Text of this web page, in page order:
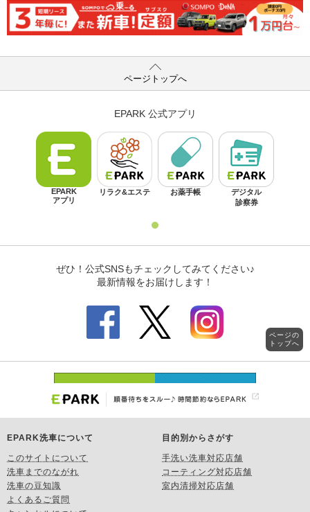
ページトップへ
EPARK洗車について
このサイトについて
洗車までのながれ
洗車の豆知識
よくあるご質問
目的別からさがす
手洗い洗車対応店舗
コーティング対応店舗
室内清掃対応店舗
ページの
トップへ